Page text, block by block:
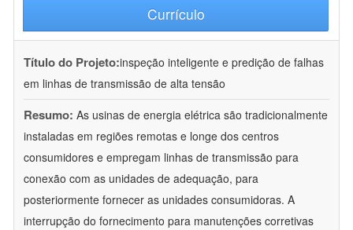
Currículo
Título do Projeto:inspeção inteligente e predição de falhas
em linhas de transmissão de alta tensão
Resumo: As usinas de energia elétrica são tradicionalmente
instaladas em regiões remotas e longe dos centros
consumidores e empregam linhas de transmissão para
conexão com as unidades de adequação, para
posteriormente fornecer as unidades consumidoras. A
interrupção do fornecimento para manutenções corretivas